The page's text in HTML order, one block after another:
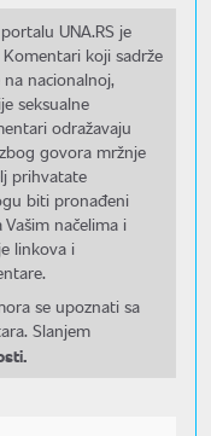
UNA.RS je
koji sadrže
nacionalnoj,
seksualne
odražavaju
govora mržnje
prihvatate
biti pronađeni
načelima i
linkova i
se upoznati sa
Slanjem